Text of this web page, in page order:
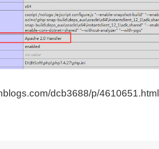
dcb3688/p/4610651.html